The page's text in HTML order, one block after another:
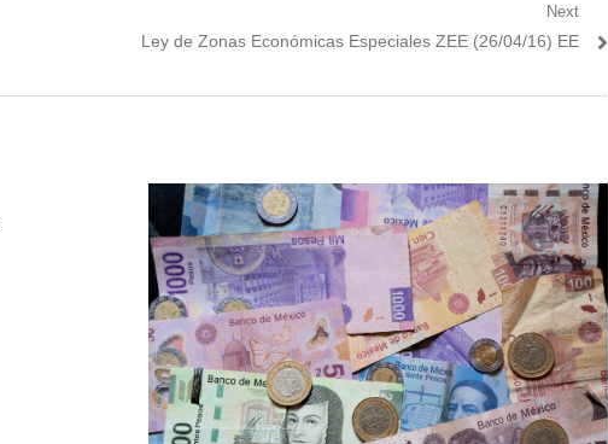
Next
Next
Ley de Zonas Económicas Especiales ZEE (26/04/16) EE